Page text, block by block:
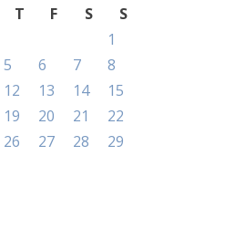
T F S
S
1
5 6 7
8
12 13 14
15
19 20 21
22
26 27 28
29